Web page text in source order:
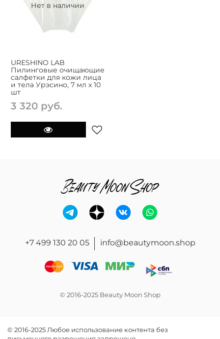
Нет в наличии
URESHINO LAB
Пилинговые очищающие
салфетки для кожи лица
и тела Урэсино, 7 мл x 10
шт
3 320 руб.
+7 499 130 20 05 info@beautymoon.shop
© 2016-2025 Beauty Moon Shop
© 2016-2025 Любое использование контента без